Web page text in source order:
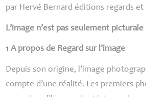
par Hervé Bernard éditions regards et
L’image n’est pas seulement picturale
1 A propos de Regard sur l’image
Depuis son origine, l’image
compte d’une réalité. Les premiers